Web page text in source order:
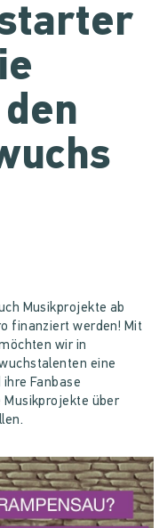
Musikprojekte ab
finanziert werden! Mit
wir in
eine
Fanbase
Musikprojekte über